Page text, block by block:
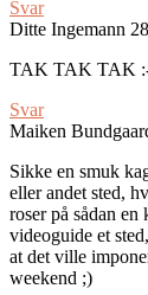
Svar
Ditte Ingemann
TAK TAK TAK
Svar
Maiken
Sikke en smuk
eller andet sted,
roser på sådan
videoguide et
at det ville
weekend ;)